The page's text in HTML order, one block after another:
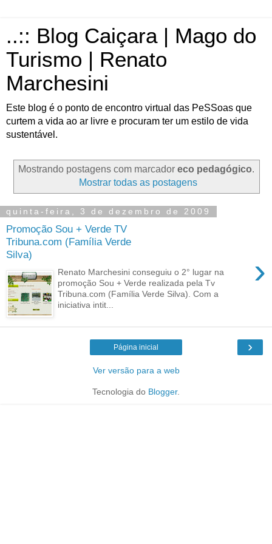
..:: Blog Caiçara | Mago do
Turismo | Renato
Marchesini
Este blog é o ponto de encontro virtual das PeSSoas que
curtem a vida ao ar livre e procuram ter um estilo de vida
sustentável.
Mostrando postagens com marcador eco pedagógico.
Mostrar todas as postagens
quinta-feira, 3 de dezembro de 2009
Promoção Sou + Verde TV
Tribuna.com (Família Verde
Silva)
›
Renato Marchesini conseguiu o 2° lugar na
promoção Sou + Verde realizada pela Tv
Tribuna.com (Família Verde Silva). Com a
iniciativa intit...
›
Página inicial
Ver versão para a web
Tecnologia do Blogger.